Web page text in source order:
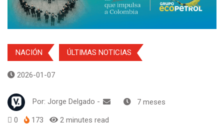
NACIÓN ÚLTIMAS NOTICIAS
2026-01-07
Por: Jorge Delgado - 7 meses
0 173 2 minutes read